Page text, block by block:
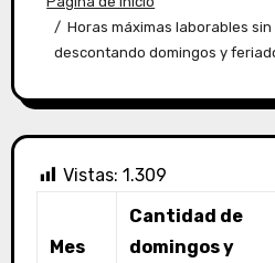
Horas máximas laborables
descontando domingos y
Vistas: 1.309
Mes
Cantidad de
domingos y